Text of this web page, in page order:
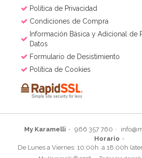
Política de Privacidad
Condiciones de Compra
Información Básica y Adicional de
Datos
Formulario de Desistimiento
Política de Cookies
My Karamelli 966 357 760
Horario
De Lunes a Viernes: 10:00h. a 18:00h